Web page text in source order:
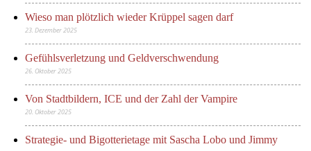
Wieso man plötzlich wieder Krüppel sagen darf
23. Dezember 2025
Gefühlsverletzung und Geldverschwendung
26. Oktober 2025
Von Stadtbildern, ICE und der Zahl der Vampire
20. Oktober 2025
Strategie- und Bigotterietage mit Sascha Lobo und Jimmy